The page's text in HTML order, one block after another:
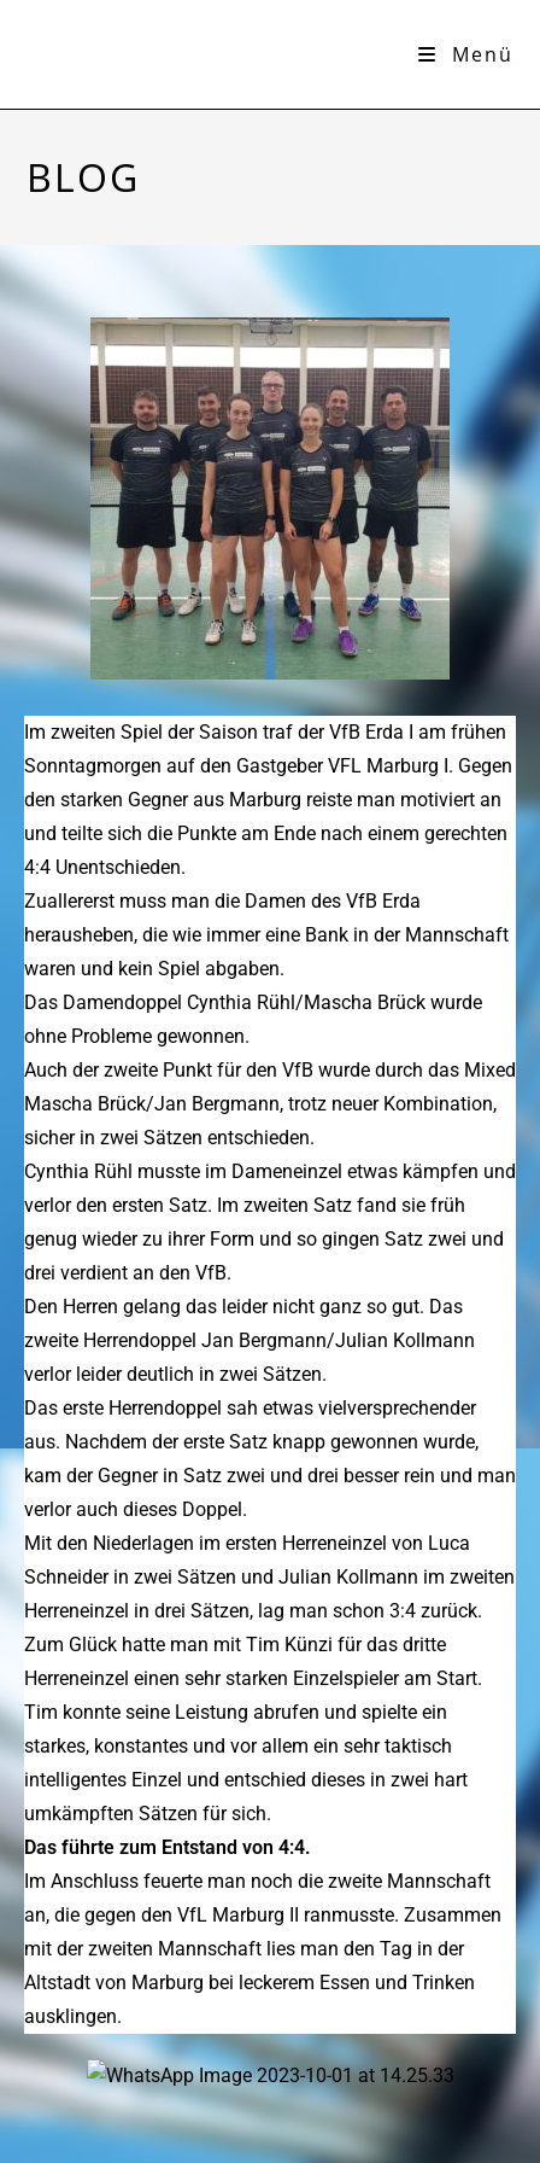
Menü
BLOG
Im zweiten Spiel der Saison traf der VfB Erda I am frühen
Sonntagmorgen auf den Gastgeber VFL Marburg I. Gegen
den starken Gegner aus Marburg reiste man motiviert an
und teilte sich die Punkte am Ende nach einem gerechten
4:4 Unentschieden.
Zuallererst muss man die Damen des VfB Erda
herausheben, die wie immer eine Bank in der Mannschaft
waren und kein Spiel abgaben.
Das Damendoppel Cynthia Rühl/Mascha Brück wurde
ohne Probleme gewonnen.
Auch der zweite Punkt für den VfB wurde durch das Mixed
Mascha Brück/Jan Bergmann, trotz neuer Kombination,
sicher in zwei Sätzen entschieden.
Cynthia Rühl musste im Dameneinzel etwas kämpfen und
verlor den ersten Satz. Im zweiten Satz fand sie früh
genug wieder zu ihrer Form und so gingen Satz zwei und
drei verdient an den VfB.
Den Herren gelang das leider nicht ganz so gut. Das
zweite Herrendoppel Jan Bergmann/Julian Kollmann
verlor leider deutlich in zwei Sätzen.
Das erste Herrendoppel sah etwas vielversprechender
aus. Nachdem der erste Satz knapp gewonnen wurde,
kam der Gegner in Satz zwei und drei besser rein und man
verlor auch dieses Doppel.
Mit den Niederlagen im ersten Herreneinzel von Luca
Schneider in zwei Sätzen und Julian Kollmann im zweiten
Herreneinzel in drei Sätzen, lag man schon 3:4 zurück.
Zum Glück hatte man mit Tim Künzi für das dritte
Herreneinzel einen sehr starken Einzelspieler am Start.
Tim konnte seine Leistung abrufen und spielte ein
starkes, konstantes und vor allem ein sehr taktisch
intelligentes Einzel und entschied dieses in zwei hart
umkämpften Sätzen für sich.
Das führte zum Entstand von 4:4.
Im Anschluss feuerte man noch die zweite Mannschaft
an, die gegen den VfL Marburg II ranmusste. Zusammen
mit der zweiten Mannschaft lies man den Tag in der
Altstadt von Marburg bei leckerem Essen und Trinken
ausklingen.